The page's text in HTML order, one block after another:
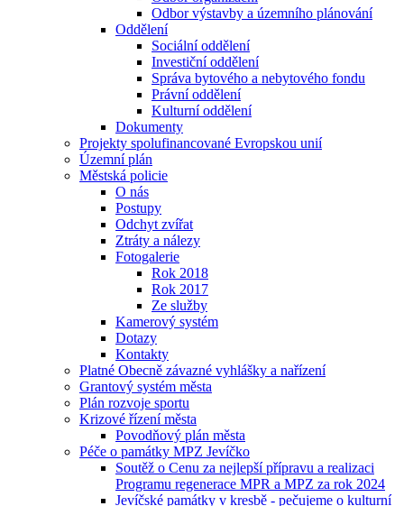
Odbor výstavby a územního plánování
Oddělení
Sociální oddělení
Investiční oddělení
Správa bytového a nebytového fondu
Právní oddělení
Kulturní oddělení
Dokumenty
Projekty spolufinancované Evropskou unií
Územní plán
Městská policie
O nás
Postupy
Odchyt zvířat
Ztráty a nálezy
Fotogalerie
Rok 2018
Rok 2017
Ze služby
Kamerový systém
Dotazy
Kontakty
Platné Obecně závazné vyhlášky a nařízení
Grantový systém města
Plán rozvoje sportu
Krizové řízení města
Povodňový plán města
Péče o památky MPZ Jevíčko
Soutěž o Cenu za nejlepší přípravu a realizaci
Programu regenerace MPR a MPZ za rok 2024
Jevíčské památky v kresbě - pečujeme o kulturní